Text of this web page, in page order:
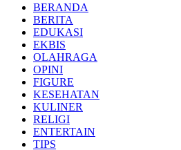
BERANDA
BERITA
EDUKASI
EKBIS
OLAHRAGA
OPINI
FIGURE
KESEHATAN
KULINER
RELIGI
ENTERTAIN
TIPS